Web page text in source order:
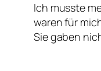
Ich musste
waren für
Sie gaben